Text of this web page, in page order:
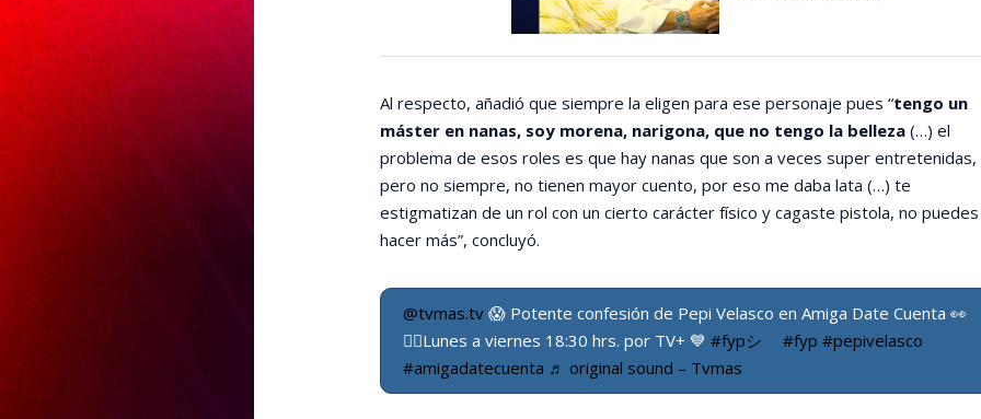
Al respecto, añadió que siempre la eligen para ese personaje pues “tengo un
máster en nanas, soy morena, narigona, que no tengo la belleza (…) el
problema de esos roles es que hay nanas que son a veces super entretenidas,
pero no siempre, no tienen mayor cuento, por eso me daba lata (…) te
estigmatizan de un rol con un cierto carácter físico y cagaste pistola, no puedes
hacer más”, concluyó.
@tvmas.tv😱 Potente confesión de Pepi Velasco en Amiga Date Cuenta 👀
👉🏻Lunes a viernes 18:30 hrs. por TV+ 💙 #fypシ゚ #fyp #pepivelasco
#amigadatecuenta ♬ original sound – Tvmas